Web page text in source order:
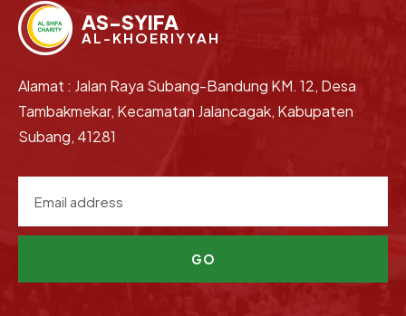
AS-SYIFA
AL-KHOERIYYAH
Alamat : Jalan Raya Subang-Bandung KM. 12, Desa
Tambakmekar, Kecamatan Jalancagak, Kabupaten
Subang, 41281
GO